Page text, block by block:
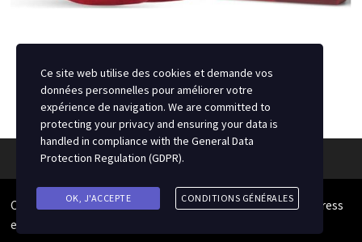
Copyright © 2026Source du Hockey. Alimenté parWordPress
et
Ce site web utilise des cookies et demande vos
données personnelles pour améliorer votre
expérience de navigation. We are committed to
protecting your privacy and ensuring your data is
handled in compliance with the General Data
Protection Regulation (GDPR).
OK, J'ACCEPTE CONDITIONS GÉNÉRALES